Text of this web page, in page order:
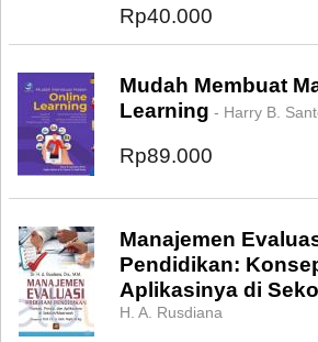
Rp40.000
Mudah Membuat
Learning - Harry B.
Rp89.000
Manajemen
Pendidikan:
Aplikasinya di
H. A. Rusdiana